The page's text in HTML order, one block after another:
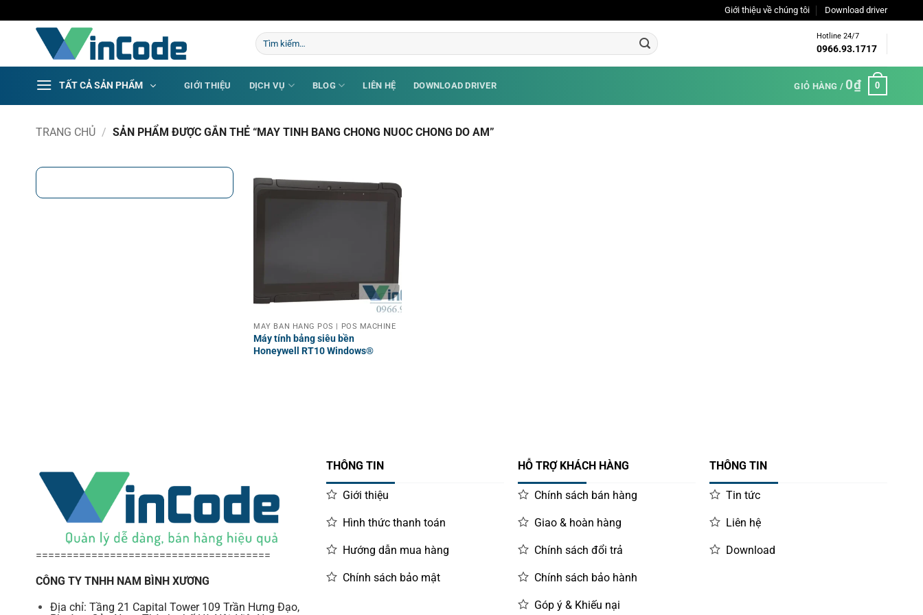
qua
Giới thiệu về chúng tôi Download driver
Tìm
kiếm:
Hotline 24/7
0966.93.1717
TẤT CẢ SẢN PHẨM GIỚI THIỆU DỊCH VỤ BLOG LIÊN HỆ DOWNLOAD DRIVER GIỎ HÀNG / 0₫ 0
TRANG CHỦ / SẢN PHẨM ĐƯỢC GẮN THẺ “MAY TINH BANG CHONG NUOC CHONG DO AM”
MÁY BÁN HÀNG POS | POS MACHINE
Máy tính bảng siêu bền
Honeywell RT10 Windows®
======================================
CÔNG TY TNHH NAM BÌNH XƯƠNG
Địa chỉ: Tầng 21 Capital Tower 109 Trần Hưng Đạo,
THÔNG TIN
Giới thiệu
Hình thức thanh toán
Hướng dẫn mua hàng
Chính sách bảo mật
HỖ TRỢ KHÁCH HÀNG
Chính sách bán hàng
Giao & hoàn hàng
Chính sách đổi trả
Chính sách bảo hành
Góp ý & Khiếu nại
THÔNG TIN
Tin tức
Liên hệ
Download